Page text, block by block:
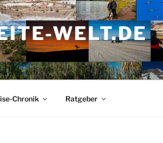
WELT.DE
Chronik Ratgeber